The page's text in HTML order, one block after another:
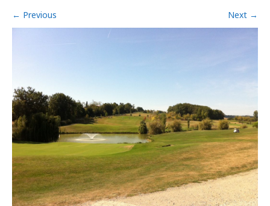
← Previous Next →